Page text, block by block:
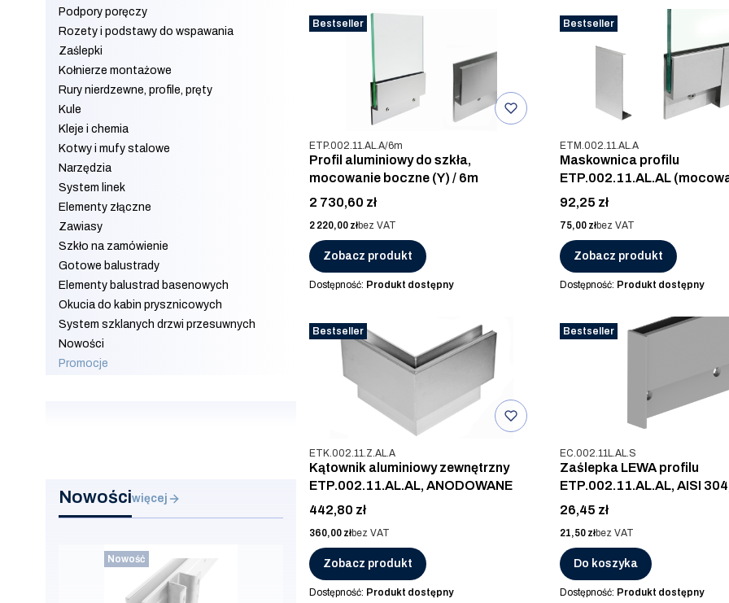
Podpory poręczy
Rozety i podstawy do wspawania
Zaślepki
Kołnierze montażowe
Rury nierdzewne, profile, pręty
Kule
Kleje i chemia
Kotwy i mufy stalowe
Narzędzia
System linek
Elementy złączne
Zawiasy
Szkło na zamówienie
Gotowe balustrady
Elementy balustrad basenowych
Okucia do kabin prysznicowych
System szklanych drzwi przesuwnych
Nowości
Promocje
Nowościwięcej
Nowość
Bestseller
Kod produktu
ETP.002.11.AL.A/6m
Profil aluminiowy do szkła,
mocowanie boczne (Y) / 6m
Cena
2 730,60 zł
Cena
2 220,00 złbez VAT
Zobacz produkt
Dostępność: Produkt dostępny
Bestseller
Kod produktu
ETM.002.11.AL.A
Maskownica profilu
ETP.002.11.AL.AL (mocowanie
boczne Ч), ALUMINIUM
Cena
92,25 zł
Cena
75,00 złbez VAT
Zobacz produkt
Dostępność: Produkt dostępny
Bestseller
Kod produktu
ETK.002.11.Z.AL.A
Kątownik aluminiowy zewnętrzny
ETP.002.11.AL.AL, ANODOWANE
Cena
442,80 zł
Cena
360,00 złbez VAT
Zobacz produkt
Dostępność: Produkt dostępny
Bestseller
Kod produktu
EC.002.11L.AL.S
Zaślepka LEWA profilu
ETP.002.11.AL.AL, AISI
ALUMINUM
Cena
26,45 zł
Cena
21,50 złbez VAT
Do koszyka
Dostępność: Produkt dostępny